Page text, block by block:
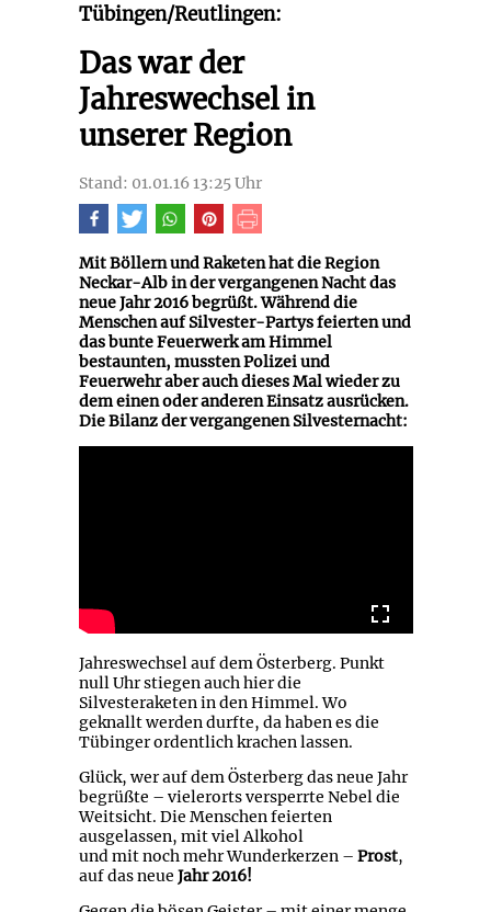
Tübingen/Reutlingen:
Das war der
Jahreswechsel in
unserer Region
Stand: 01.01.16 13:25 Uhr
Mit Böllern und Raketen hat die Region
Neckar-Alb in der vergangenen Nacht das
neue Jahr 2016 begrüßt. Während die
Menschen auf Silvester-Partys feierten und
das bunte Feuerwerk am Himmel
bestaunten, mussten Polizei und
Feuerwehr aber auch dieses Mal wieder zu
dem einen oder anderen Einsatz ausrücken.
Die Bilanz der vergangenen Silvesternacht:
Jahreswechsel auf dem Österberg. Punkt
null Uhr stiegen auch hier die
Silvesteraketen in den Himmel. Wo
geknallt werden durfte, da haben es die
Tübinger ordentlich krachen lassen.
Glück, wer auf dem Österberg das neue Jahr
begrüßte – vielerorts versperrte Nebel die
Weitsicht. Die Menschen feierten
ausgelassen, mit viel Alkohol
und mit noch mehr Wunderkerzen – Prost,
auf das neue Jahr 2016!